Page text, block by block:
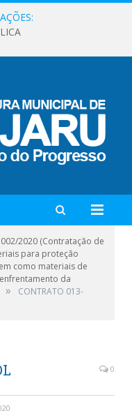
002/2020 (Contratação de
para proteção
como materiais de
da
»
CONTRATO 013-
0